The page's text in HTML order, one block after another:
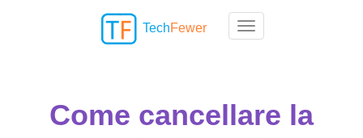
Toggle navigation
TechFewer
Come cancellare la